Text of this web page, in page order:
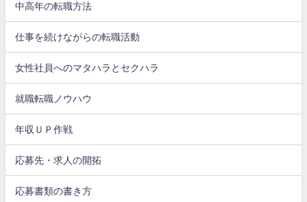
中高年の転職方法
仕事を続けながらの転職活動
女性社員へのマタハラとセクハラ
就職転職ノウハウ
年収ＵＰ作戦
応募先・求人の開拓
応募書類の書き方